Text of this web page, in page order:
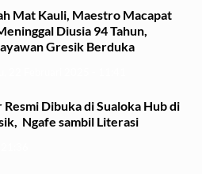
Mat Kauli, Maestro Macapat
Diusia 94 Tahun,
Gresik Berduka
Dibuka di Sualoka Hub di
Ngafe sambil Literasi